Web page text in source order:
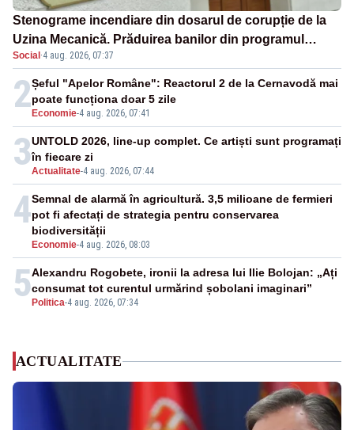
Stenograme incendiare din dosarul de corupție de la
Uzina Mecanică. Prăduirea banilor din programul
SAFE, interceptată de DNA
Social ·4 aug. 2026, 07:37
2 Economie-4 aug. 2026, 07:41
Șeful "Apelor Române": Reactorul 2 de la Cernavodă mai
poate funcționa doar 5 zile
3Actualitate-4 aug. 2026, 07:44
UNTOLD 2026, line-up complet. Ce artiști sunt programați
în fiecare zi
4
Economie-4 aug. 2026, 08:03
Semnal de alarmă în agricultură. 3,5 milioane de fermieri
pot fi afectați de strategia pentru conservarea
biodiversității
5 Politica-4 aug. 2026, 07:34
Alexandru Rogobete, ironii la adresa lui Ilie Bolojan: „Ați
consumat tot curentul urmărind șobolani imaginari”
ACTUALITATE